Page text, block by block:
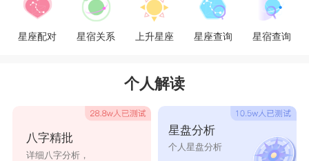
星座配对 星宿关系 上升星座 星座查询 星宿查询
个人解读
八字精批
详细八字分析，
星盘分析
个人星盘分析